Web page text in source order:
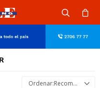
Recomendados